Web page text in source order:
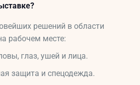
решений в области
рабочем месте:
глаз, ушей и лица.
защита и спецодежда.